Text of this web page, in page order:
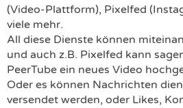
(Video-Plattform), Pixelfed
viele mehr.
All diese Dienste können
und auch z.B. Pixelfed kann
PeerTube ein neues Video
Oder es können Nachrichten
versendet werden, oder Likes,